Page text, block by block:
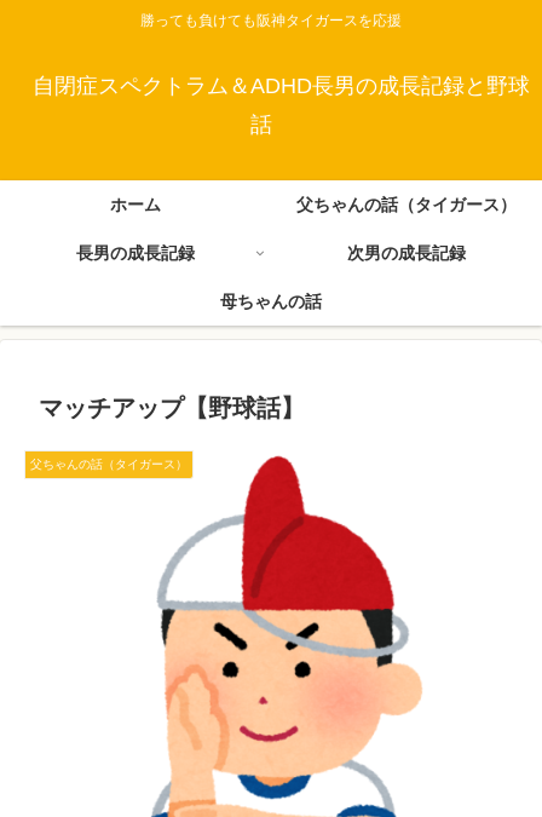
勝っても負けても阪神タイガースを応援
自閉症スペクトラム＆ADHD長男の成長記録と野球
話
ホーム 父ちゃんの話（タイガース）
長男の成長記録 次男の成長記録
母ちゃんの話
マッチアップ【野球話】
父ちゃんの話（タイガース）